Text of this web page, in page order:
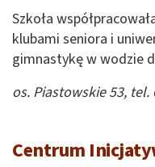
Szkoła
klubami seniora i
gimnastykę w wodzie
os. Piastowskie 53, tel.
Centrum